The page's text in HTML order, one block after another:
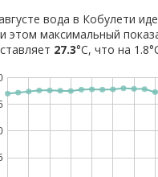
вода в Кобулети
этом максимальный
27.3°C, что на